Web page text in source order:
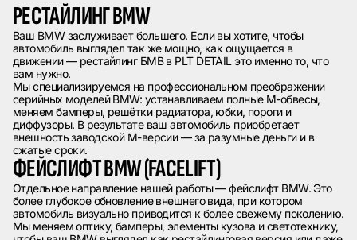
РЕСТАЙЛИНГ BMW
Ваш BMW заслуживает большего. Если вы хотите, чтобы
автомобиль выглядел так же мощно, как ощущается в
движении — рестайлинг БМВ в PLT DETAIL это именно то, что
вам нужно.
Мы специализируемся на профессиональном преображении
серийных моделей BMW: устанавливаем полные M-обвесы,
меняем бамперы, решётки радиатора, юбки, пороги и
диффузоры. В результате ваш автомобиль приобретает
внешность заводской M-версии — за разумные деньги и в
сжатые сроки.
ФЕЙСЛИФТ BMW (FACELIFT)
Отдельное направление нашей работы — фейслифт BMW. Это
более глубокое обновление внешнего вида, при котором
автомобиль визуально приводится к более свежему поколению.
Мы меняем оптику, бамперы, элементы кузова и светотехнику,